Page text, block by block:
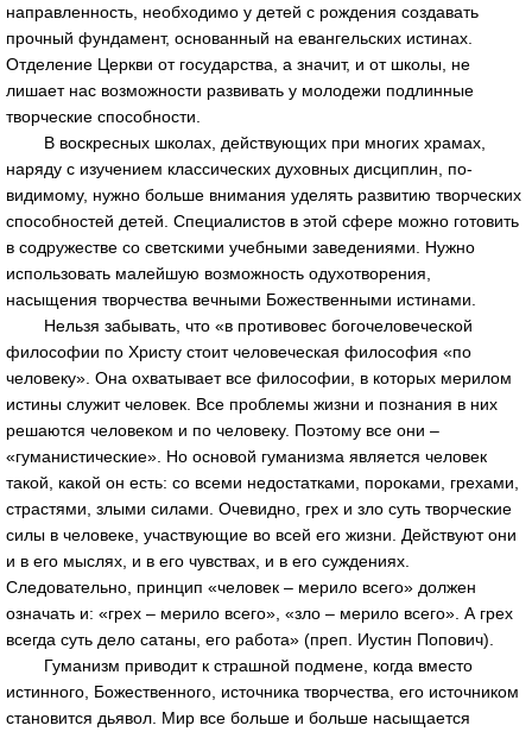
направленность, необходимо у детей с рождения создавать
прочный фундамент, основанный на евангельских истинах.
Отделение Церкви от государства, а значит, и от школы, не
лишает нас возможности развивать у молодежи подлинные
творческие способности.
В воскресных школах, действующих при многих храмах,
наряду с изучением классических духовных дисциплин, по-
видимому, нужно больше внимания уделять развитию творческих
способностей детей. Специалистов в этой сфере можно готовить
в содружестве со светскими учебными заведениями. Нужно
использовать малейшую возможность одухотворения,
насыщения творчества вечными Божественными истинами.
Нельзя забывать, что «в противовес богочеловеческой
философии по Христу стоит человеческая философия «по
человеку». Она охватывает все философии, в которых мерилом
истины служит человек. Все проблемы жизни и познания в них
решаются человеком и по человеку. Поэтому все они –
«гуманистические». Но основой гуманизма является человек
такой, какой он есть: со всеми недостатками, пороками, грехами,
страстями, злыми силами. Очевидно, грех и зло суть творческие
силы в человеке, участвующие во всей его жизни. Действуют они
и в его мыслях, и в его чувствах, и в его суждениях.
Следовательно, принцип «человек – мерило всего» должен
означать и: «грех – мерило всего», «зло – мерило всего». А грех
всегда суть дело сатаны, его работа» (преп. Иустин Попович).
Гуманизм приводит к страшной подмене, когда вместо
истинного, Божественного, источника творчества, его источником
становится дьявол. Мир все больше и больше насыщается